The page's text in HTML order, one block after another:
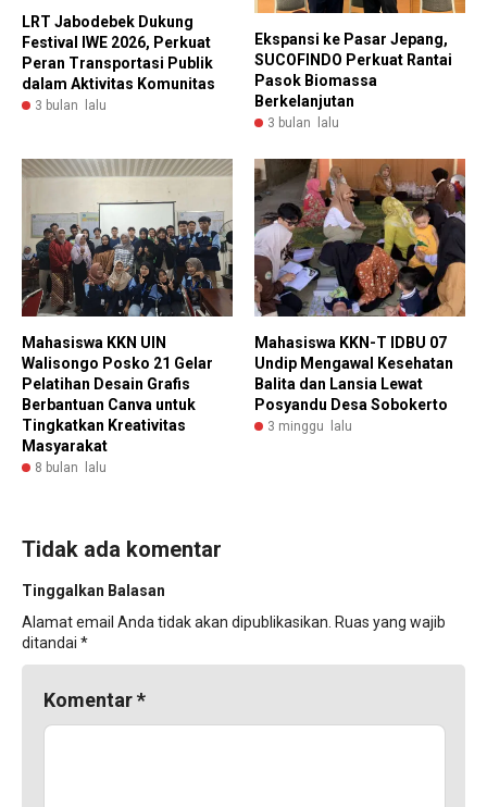
LRT Jabodebek Dukung
Festival IWE 2026, Perkuat
Peran Transportasi Publik
dalam Aktivitas Komunitas
3 bulan lalu
Ekspansi ke Pasar Jepang,
SUCOFINDO Perkuat Rantai
Pasok Biomassa
Berkelanjutan
3 bulan lalu
Mahasiswa KKN UIN
Walisongo Posko 21 Gelar
Pelatihan Desain Grafis
Berbantuan Canva untuk
Tingkatkan Kreativitas
Masyarakat
8 bulan lalu
Mahasiswa KKN-T IDBU 07
Undip Mengawal Kesehatan
Balita dan Lansia Lewat
Posyandu Desa Sobokerto
3 minggu lalu
Tidak ada komentar
Tinggalkan Balasan
Alamat email Anda tidak akan dipublikasikan. Ruas yang wajib
ditandai *
Komentar*